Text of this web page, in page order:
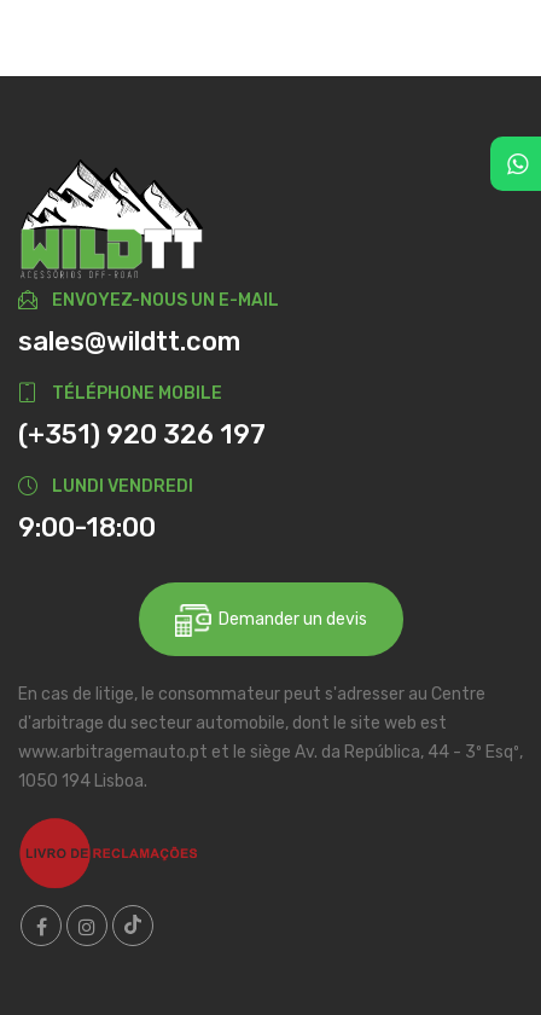
ENVOYEZ-NOUS UN E-MAIL
sales@wildtt.com
TÉLÉPHONE MOBILE
(+351) 920 326 197
LUNDI VENDREDI
9:00-18:00
Demander un devis
En cas de litige, le consommateur peut s'adresser au Centre
d'arbitrage du secteur automobile, dont le site web est
www.arbitragemauto.pt et le siège Av. da República, 44 - 3º Esqº,
1050 194 Lisboa.